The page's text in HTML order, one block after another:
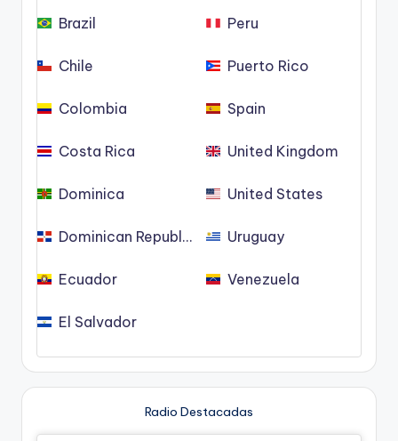
Brazil
Chile
Colombia
Costa Rica
Dominica
Dominican Republic
Ecuador
El Salvador
Peru
Puerto Rico
Spain
United Kingdom
United States
Uruguay
Venezuela
Radio Destacadas